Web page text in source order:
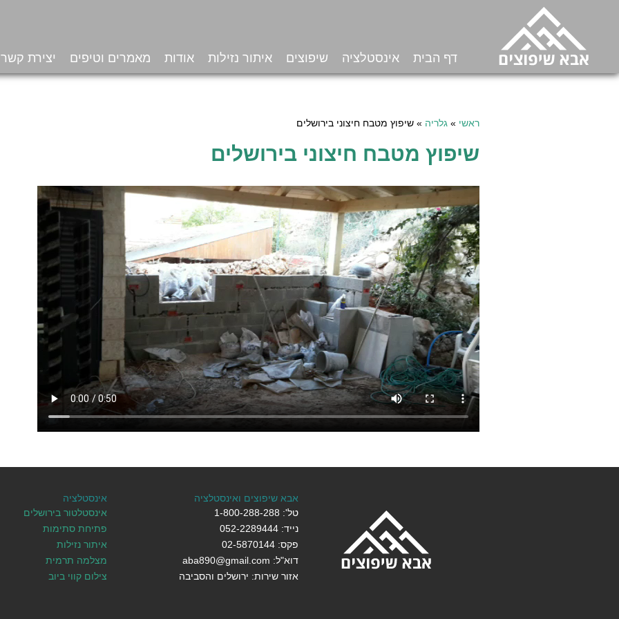
דף הבית אינסטלציה שיפוצים איתור נזילות אודות מאמרים וטיפים יצירת קשר
ראשי » גלריה » שיפוץ מטבח חיצוני בירושלים
שיפוץ מטבח חיצוני בירושלים
אבא שיפוצים ואינסטלציה
טל': 1-800-288-288
נייד: 052-2289444
פקס: 02-5870144
דוא"ל: aba890@gmail.com
אזור שירות: ירושלים והסביבה
אינסטלציה
אינסטלטור בירושלים
פתיחת סתימות
איתור נזילות
מצלמה תרמית
צילום קווי ביוב